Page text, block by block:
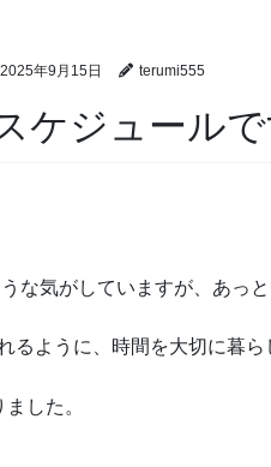
2025年9月15日 terumi555
ケジュール
な気がしていますが、あっ
るように、時間を大切に暮ら
した。